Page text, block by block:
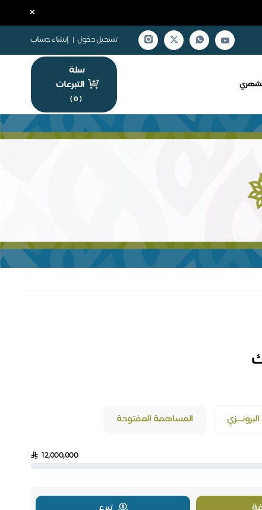
×
تسجيل دخول | إنشاء حساب
سلة
التبرعات
(
0
)
المساهمة المفتوحة
12,000,000